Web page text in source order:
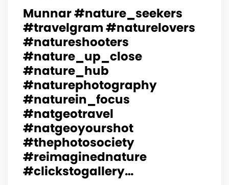
Munnar #nature_seekers
#travelgram #naturelovers
#natureshooters
#nature_up_close
#nature_hub
#naturephotography
#naturein_focus
#natgeotravel
#natgeoyourshot
#thephotosociety
#reimaginednature
#clickstogallery…